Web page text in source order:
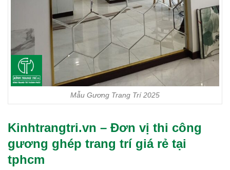
Mẫu Gương Trang Trí 2025
Kinhtrangtri.vn – Đơn vị thi công
gương ghép trang trí giá rẻ tại
tphcm